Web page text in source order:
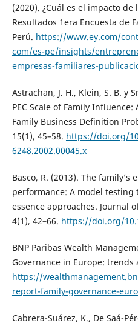
(2020). ¿Cuál es el impacto
Resultados 1era Encuesta de
Perú. https://www.ey.com/
com/es-pe/insights/
empresas-familiares-
Astrachan, J. H., Klein, S. B. y
PEC Scale of Family
Family Business Definition
15(1), 45–58. https://doi.org/
6248.2002.00045.x
Basco, R. (2013). The
performance: A model
essence approaches. Journal
4(1), 42–66. https://doi.org/
BNP Paribas Wealth
Governance in Europe: trends
https://
report-family-governance-
Cabrera-Suárez, K., De Saá-